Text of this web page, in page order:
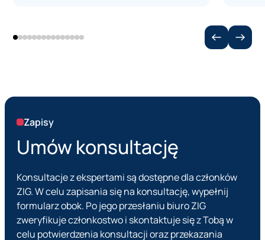
stanie
Zapisy
Umów konsultację
Konsultacje z ekspertami są dostępne dla członków
ZIG. W celu zapisania się na konsultację, wypełnij
formularz obok. Po jego przesłaniu biuro ZIG
zweryfikuje członkostwo i skontaktuje się z Tobą w
celu potwierdzenia konsultacji oraz przekazania